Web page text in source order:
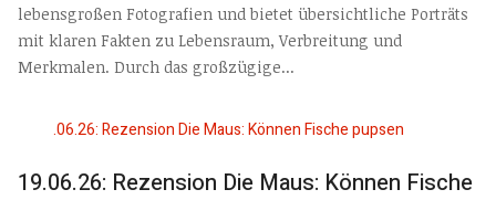
lebensgroßen Fotografien und bietet übersichtliche Porträts
mit klaren Fakten zu Lebensraum, Verbreitung und
Merkmalen. Durch das großzügige...
19.06.26: Rezension Die Maus: Können Fische